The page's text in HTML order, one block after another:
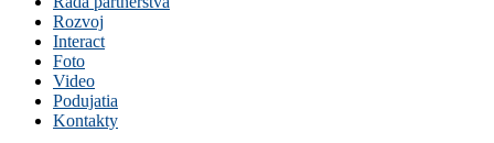
Rozvoj
Interact
Foto
Video
Podujatia
Kontakty